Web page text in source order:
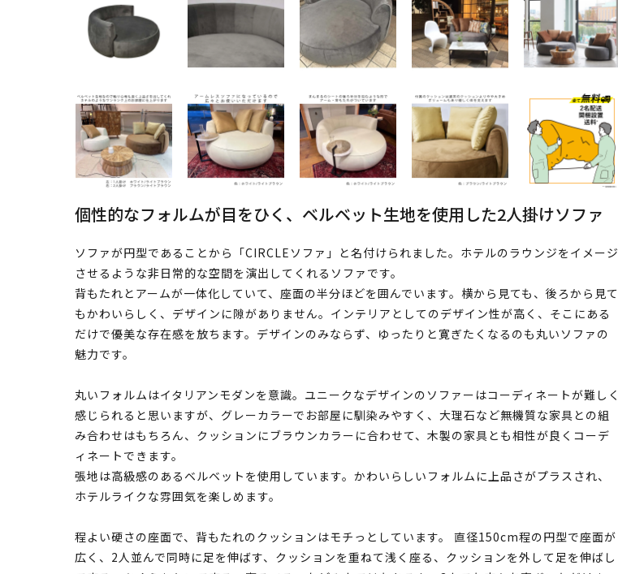
個性的なフォルムが目をひく、ベルベット生地を使用した2人掛けソファ
ソファが円型であることから「CIRCLEソファ」と名付けられました。ホテルのラウンジをイメージ
させるような非日常的な空間を演出してくれるソファです。
背もたれとアームが一体化していて、座面の半分ほどを囲んでいます。横から見ても、後ろから見て
もかわいらしく、デザインに隙がありません。インテリアとしてのデザイン性が高く、そこにある
だけで優美な存在感を放ちます。デザインのみならず、ゆったりと寛ぎたくなるのも丸いソファの
魅力です。
丸いフォルムはイタリアンモダンを意識。ユニークなデザインのソファーはコーディネートが難しく
感じられると思いますが、グレーカラーでお部屋に馴染みやすく、大理石など無機質な家具との組
み合わせはもちろん、クッションにブラウンカラーに合わせて、木製の家具とも相性が良くコーデ
ィネートできます。
張地は高級感のあるベルベットを使用しています。かわいらしいフォルムに上品さがプラスされ、
ホテルライクな雰囲気を楽しめます。
程よい硬さの座面で、背もたれのクッションはモチっとしています。 直径150cm程の円型で座面が
広く、2人並んで同時に足を伸ばす、クッションを重ねて浅く座る、クッションを外して足を伸ばし